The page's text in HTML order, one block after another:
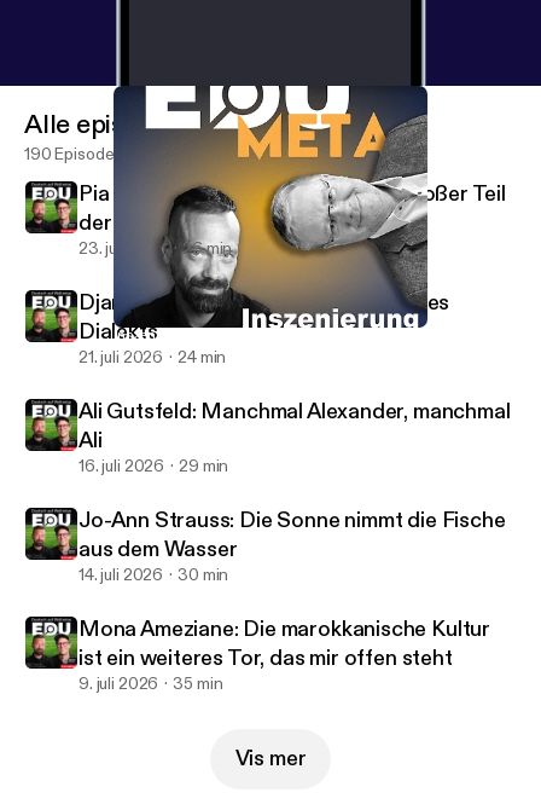
Inszenierung - Von Versailles bis TikTok
EduCouch - Der Bildungspodcast
Alle episoder
190 Episoder
Pia Kleber: Körpersprache ist ein großer Teil
der Sprache
23. juli 2026 26 min
Django Asül: Heimat ist eine Frage des
Dialekts
21. juli 2026 24 min
Ali Gutsfeld: Manchmal Alexander, manchmal
Ali
16. juli 2026 29 min
Jo-Ann Strauss: Die Sonne nimmt die Fische
aus dem Wasser
14. juli 2026 30 min
Mona Ameziane: Die marokkanische Kultur
ist ein weiteres Tor, das mir offen steht
9. juli 2026 35 min
Vis mer